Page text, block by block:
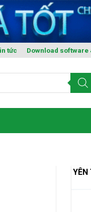
tức Download software
YÊN